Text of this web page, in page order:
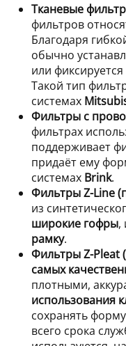
Тканевые
фильтров
Благодаря
обычно
или
Такой тип
системах
Фильтры с
фильтрах
поддерживает
придаёт ему
системах Brink.
Фильтры Z-Line
из
широкие гофры,
рамку.
Фильтры Z-Pleat
самых
плотными,
использования
сохранять
всего срока